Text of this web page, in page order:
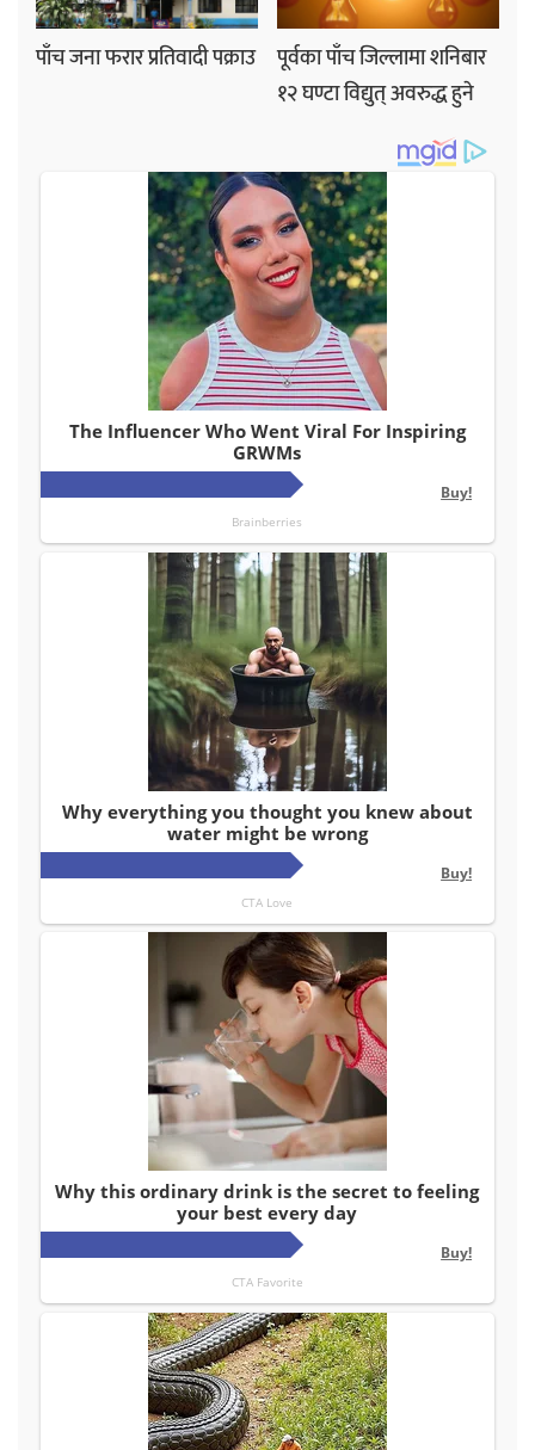
पाँच जना फरार प्रतिवादी पक्राउ पूर्वका पाँच जिल्लामा शनिबार
१२ घण्टा विद्युत् अवरुद्ध हुने